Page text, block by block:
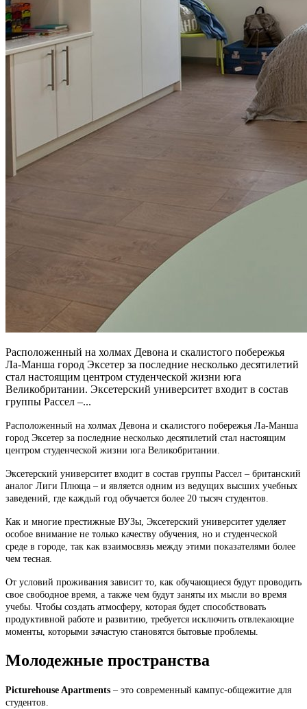
Расположенный на холмах Девона и скалистого побережья
Ла-Манша город Эксетер за последние несколько десятилетий
стал настоящим центром студенческой жизни юга
Великобритании. Эксетерский университет входит в состав
группы Рассел –...
Расположенный на холмах Девона и скалистого побережья Ла-Манша
город Эксетер за последние несколько десятилетий стал настоящим
центром студенческой жизни юга Великобритании.
Эксетерский университет входит в состав группы Рассел – британский
аналог Лиги Плюща – и является одним из ведущих высших учебных
заведений, где каждый год обучается более 20 тысяч студентов.
Как и многие престижные ВУЗы, Эксетерский университет уделяет
особое внимание не только качеству обучения, но и студенческой
среде в городе, так как взаимосвязь между этими показателями более
чем тесная.
От условий проживания зависит то, как обучающиеся будут проводить
свое свободное время, а также чем будут заняты их мысли во время
учебы. Чтобы создать атмосферу, которая будет способствовать
продуктивной работе и развитию, требуется исключить отвлекающие
моменты, которыми зачастую становятся бытовые проблемы.
Молодежные пространства
Picturehouse Apartments – это современный кампус-общежитие для
студентов.